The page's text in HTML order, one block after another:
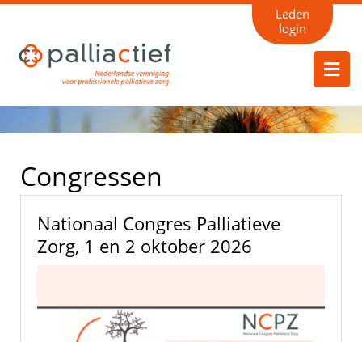
Leden
login
Congressen
Nationaal Congres Palliatieve
Zorg, 1 en 2 oktober 2026